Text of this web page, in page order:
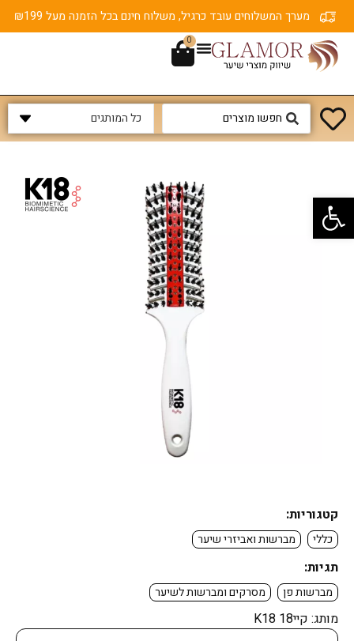
פתח סרגל נגישות
מערך המשלוחים עובד כרגיל, משלוח חינם בכל הזמנה מעל ₪199
0
קטגוריות:
כללי מברשות ואביזרי שיער
תגיות:
מברשות פן מסרקים ומברשות לשיער
מותג: קיי18 K18